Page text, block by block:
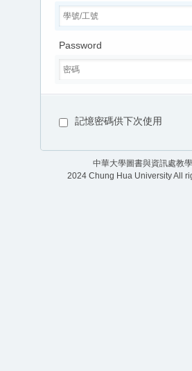
Password
記憶密碼供下次使用
中華大學圖書與資訊處教
2024 Chung Hua University All